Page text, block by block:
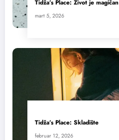
Tidža’s Place: Život je magičan
mart 5, 2026
Tidža’s Place: Skladište
februar 12, 2026